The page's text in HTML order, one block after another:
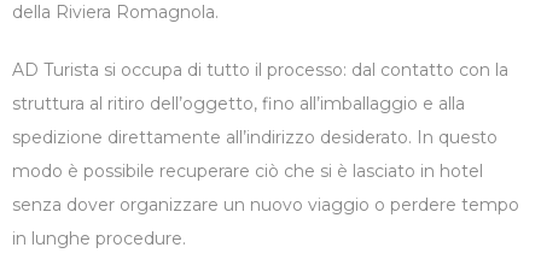
della Riviera Romagnola.
AD Turista si occupa di tutto il processo: dal contatto con la
struttura al ritiro dell’oggetto, fino all’imballaggio e alla
spedizione direttamente all’indirizzo desiderato. In questo
modo è possibile recuperare ciò che si è lasciato in hotel
senza dover organizzare un nuovo viaggio o perdere tempo
in lunghe procedure.